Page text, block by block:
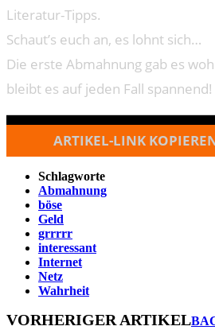
Literatur-Tipps.
Schaut’s euch an, es lohnt sich…
Die erste Abmahnung gab es
bleibt es auf jeden Fall spannend!
ARTIKEL-LINK
Schlagworte
Abmahnung
böse
Geld
grrrrr
interessant
Internet
Netz
Wahrheit
VORHERIGER ARTIKEL